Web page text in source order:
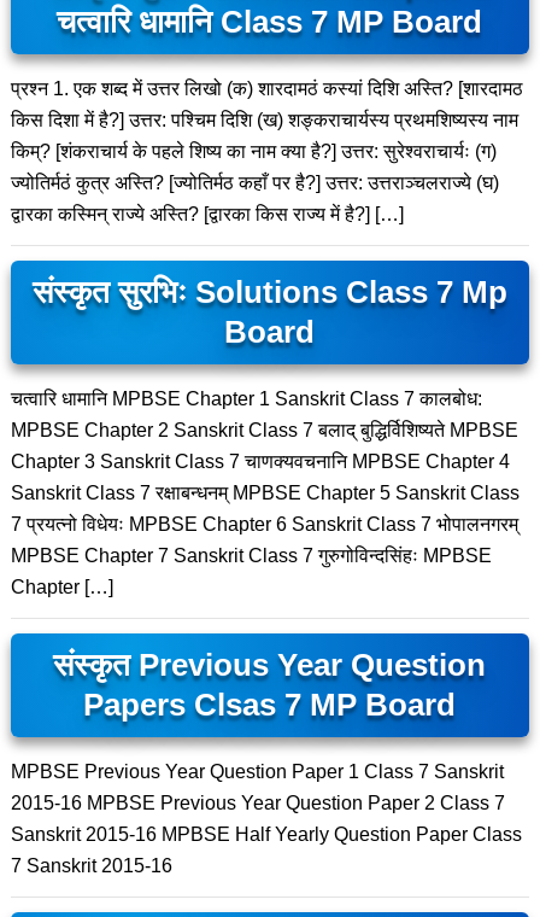
चत्वारि धामानि Class 7 MP Board
प्रश्न 1. एक शब्द में उत्तर लिखो (क) शारदामठं कस्यां दिशि अस्ति? [शारदामठ
किस दिशा में है?] उत्तर: पश्चिम दिशि (ख) शङ्कराचार्यस्य प्रथमशिष्यस्य नाम
किम्? [शंकराचार्य के पहले शिष्य का नाम क्या है?] उत्तर: सुरेश्वराचार्यः (ग)
ज्योतिर्मठं कुत्र अस्ति? [ज्योतिर्मठ कहाँ पर है?] उत्तर: उत्तराञ्चलराज्ये (घ)
द्वारका कस्मिन् राज्ये अस्ति? [द्वारका किस राज्य में है?] […]
संस्कृत सुरभिः Solutions Class 7 Mp
Board
चत्वारि धामानि MPBSE Chapter 1 Sanskrit Class 7 कालबोध:
MPBSE Chapter 2 Sanskrit Class 7 बलाद् बुद्धिर्विशिष्यते MPBSE
Chapter 3 Sanskrit Class 7 चाणक्यवचनानि MPBSE Chapter 4
Sanskrit Class 7 रक्षाबन्धनम् MPBSE Chapter 5 Sanskrit Class
7 प्रयत्नो विधेयः MPBSE Chapter 6 Sanskrit Class 7 भोपालनगरम्
MPBSE Chapter 7 Sanskrit Class 7 गुरुगोविन्दसिंहः MPBSE
Chapter […]
संस्कृत Previous Year Question
Papers Clsas 7 MP Board
MPBSE Previous Year Question Paper 1 Class 7 Sanskrit
2015-16 MPBSE Previous Year Question Paper 2 Class 7
Sanskrit 2015-16 MPBSE Half Yearly Question Paper Class
7 Sanskrit 2015-16